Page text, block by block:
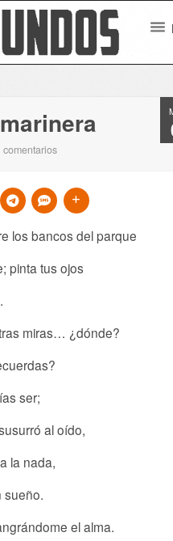
comentarios
los bancos del parque
pinta tus ojos
miras… ¿dónde?
ser;
al oído,
la nada,
sueño.
el alma.